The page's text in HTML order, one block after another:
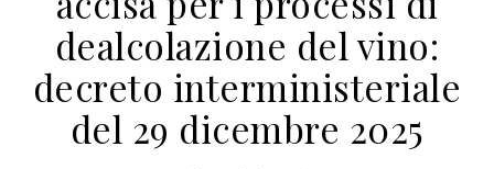
dealcolazione del vino:
decreto interministeriale
del 29 dicembre 2025